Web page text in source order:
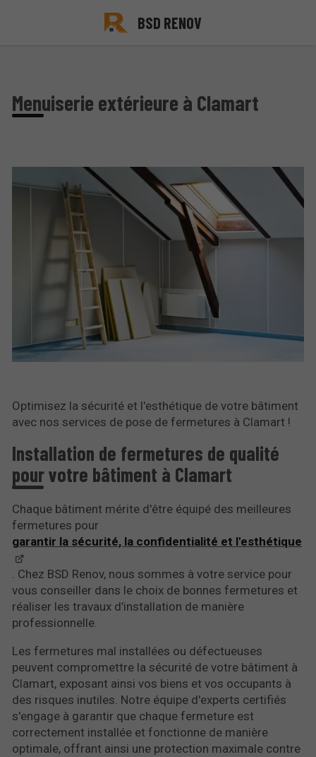
BSD RENOV
Menuiserie extérieure à Clamart
Optimisez la sécurité et l'esthétique de votre bâtiment
avec nos services de pose de fermetures à Clamart !
Installation de fermetures de qualité
pour votre bâtiment à Clamart
Chaque bâtiment mérite d'être équipé des meilleures
fermetures pour
garantir la sécurité, la confidentialité et l'esthétique
. Chez BSD Renov, nous sommes à votre service pour
vous conseiller dans le choix de bonnes fermetures et
réaliser les travaux d’installation de manière
professionnelle.
Les fermetures mal installées ou défectueuses
peuvent compromettre la sécurité de votre bâtiment à
Clamart, exposant ainsi vos biens et vos occupants à
des risques inutiles. Notre équipe d'experts certifiés
s'engage à garantir que chaque fermeture est
correctement installée et fonctionne de manière
optimale, offrant ainsi une protection maximale contre